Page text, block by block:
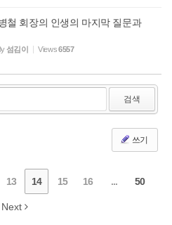
철 회장의 인생의 마지막 질문과
섬김이 Views6557
검색
쓰기
13 14 15 16 ... 50
Next